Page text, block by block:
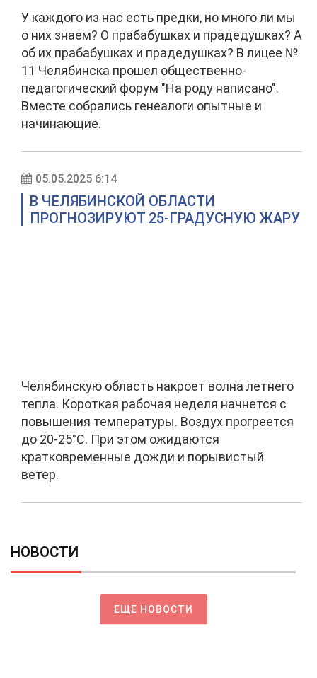
У каждого из нас есть предки, но много ли мы
о них знаем? О прабабушках и прадедушках? А
об их прабабушках и прадедушках? В лицее №
11 Челябинска прошел общественно-
педагогический форум "На роду написано".
Вместе собрались генеалоги опытные и
начинающие.
05.05.2025 6:14
В ЧЕЛЯБИНСКОЙ ОБЛАСТИ
ПРОГНОЗИРУЮТ 25-ГРАДУСНУЮ ЖАРУ
Челябинскую область накроет волна летнего
тепла. Короткая рабочая неделя начнется с
повышения температуры. Воздух прогреется
до 20-25°C. При этом ожидаются
кратковременные дожди и порывистый
ветер.
НОВОСТИ
ЕЩЕ НОВОСТИ